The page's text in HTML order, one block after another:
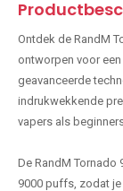
Ontdek de RandM
ontworpen voor
geavanceerde
indrukwekkende
vapers als
De RandM Tornado
9000 puffs, zodat